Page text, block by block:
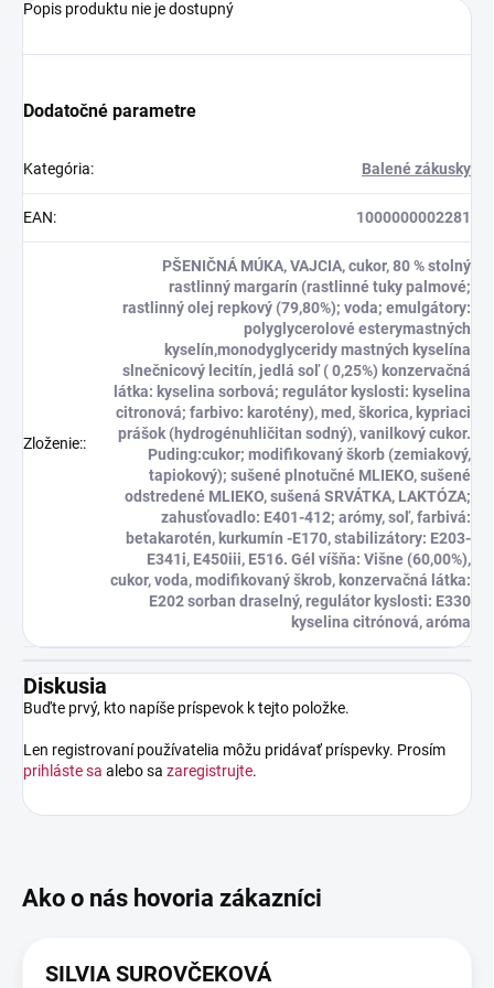
Popis produktu nie je dostupný
Dodatočné parametre
Kategória: Balené zákusky
EAN: 1000000002281
Zloženie::
PŠENIČNÁ MÚKA, VAJCIA, cukor, 80 % stolný
rastlinný margarín (rastlinné tuky palmové;
rastlinný olej repkový (79,80%); voda; emulgátory:
polyglycerolové esterymastných
kyselín,monodyglyceridy mastných kyselína
slnečnicový lecitín, jedlá soľ ( 0,25%) konzervačná
látka: kyselina sorbová; regulátor kyslosti: kyselina
citronová; farbivo: karotény), med, škorica, kypriaci
prášok (hydrogénuhličitan sodný), vanilkový cukor.
Puding:cukor; modifikovaný škorb (zemiakový,
tapiokový); sušené plnotučné MLIEKO, sušené
odstredené MLIEKO, sušená SRVÁTKA, LAKTÓZA;
zahusťovadlo: E401-412; arómy, soľ, farbivá:
betakarotén, kurkumín -E170, stabilizátory: E203-
E341i, E450iii, E516. Gél víšňa: Višne (60,00%),
cukor, voda, modifikovaný škrob, konzervačná látka:
E202 sorban draselný, regulátor kyslosti: E330
kyselina citrónová, aróma
Diskusia
Buďte prvý, kto napíše príspevok k tejto položke.
Len registrovaní používatelia môžu pridávať príspevky. Prosím
prihláste sa alebo sa zaregistrujte.
SILVIA SUROVČEKOVÁ